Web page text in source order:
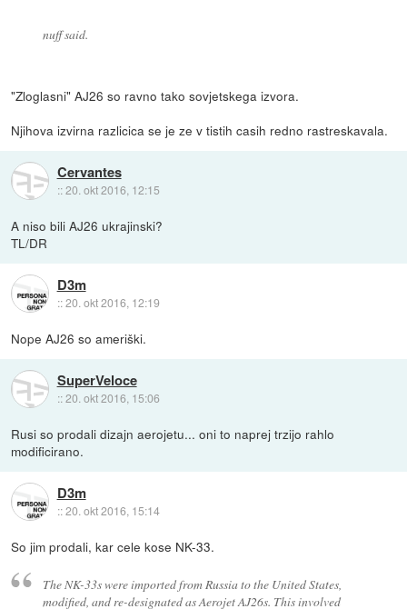
nuff said.
"Zloglasni" AJ26 so ravno tako sovjetskega izvora.
Njihova izvirna razlicica se je ze v tistih casih redno rastreskavala.
Cervantes
::20. okt 2016, 12:15
A niso bili AJ26 ukrajinski?
TL/DR
D3m
::20. okt 2016, 12:19
Nope AJ26 so ameriški.
SuperVeloce
::20. okt 2016, 15:06
Rusi so prodali dizajn aerojetu... oni to naprej trzijo rahlo
modificirano.
D3m
::20. okt 2016, 15:14
So jim prodali, kar cele kose NK-33.
The NK-33s were imported from Russia to the United States,
modified, and re-designated as Aerojet AJ26s. This involved